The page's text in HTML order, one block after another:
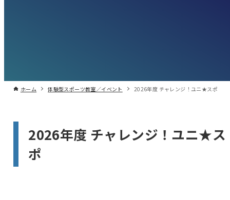
ホーム 体験型スポーツ教室／イベント 2026年度 チャレンジ！ユニ★スポ
2026年度 チャレンジ！ユニ★ス
ポ